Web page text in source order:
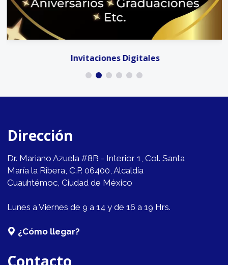
Invitaciones Digitales
Dirección
Dr. Mariano Azuela #8B - Interior 1, Col. Santa
María la Ribera, C.P. 06400, Alcaldía
Cuauhtémoc, Ciudad de México
Lunes a Viernes de 9 a 14 y de 16 a 19 Hrs.
¿Cómo llegar?
Contacto